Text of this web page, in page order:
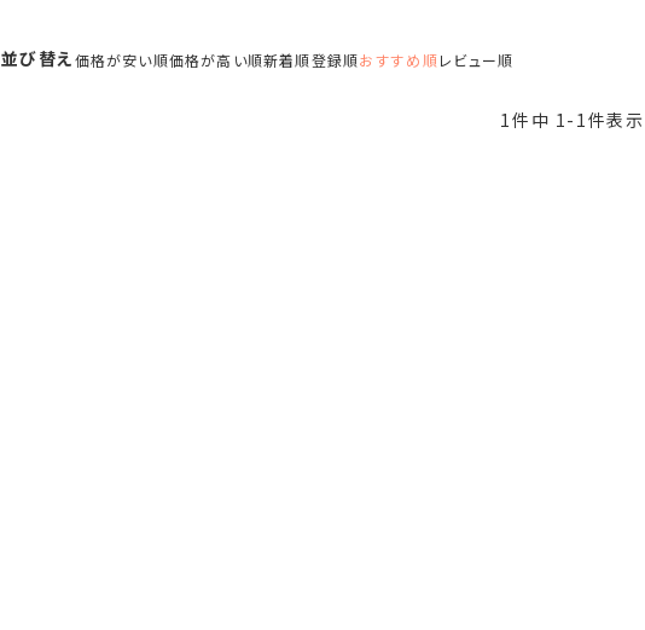
並び替え価格が安い順価格が高い順新着順登録順おすすめ順レビュー順
1件中 1 - 1 件表示